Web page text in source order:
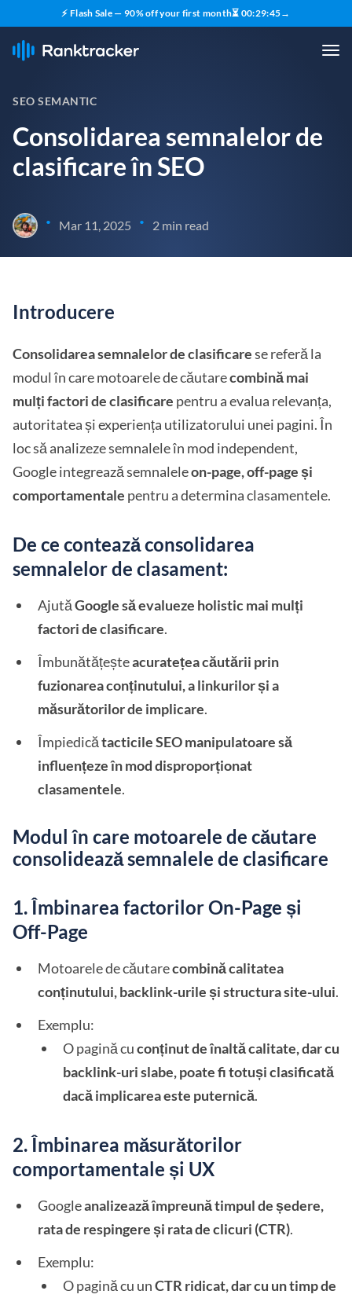
⚡ Flash Sale — 90% off your first month⏳ 00:29:44→
SEO SEMANTIC
Consolidarea semnalelor de
clasificare în SEO
• Mar 11, 2025 • 2 min read
Introducere
Consolidarea semnalelor de clasificarese referă la
modul în care motoarele de căutarecombină mai
mulți factori de clasificare pentru a evalua relevanța,
autoritatea și experiența utilizatorului unei pagini. În
loc să analizeze semnalele în mod independent,
Google integrează semnaleleon-page, off-page și
comportamentale pentru a determina clasamentele.
De ce contează consolidarea
semnalelor de clasament:
AjutăGoogle să evalueze holistic mai mulți
factori de clasificare.
Îmbunătățeșteacuratețea căutării prin
fuzionarea conținutului, a linkurilor și a
măsurătorilor de implicare.
Împiedicătacticile SEO manipulatoare să
influențeze în mod disproporționat
clasamentele.
Modul în care motoarele de căutare
consolidează semnalele de clasificare
1. Îmbinarea factorilor On-Page și
Off-Page
Motoarele de căutarecombină calitatea
conținutului, backlink-urile și structura site-ului.
Exemplu:
O pagină cuconținut de înaltă calitate, dar cu
backlink-uri slabe, poate fi totuși clasificată
dacă implicarea este puternică.
2. Îmbinarea măsurătorilor
comportamentale și UX
Googleanalizează împreună timpul de ședere,
rata de respingere și rata de clicuri (CTR).
Exemplu:
O pagină cu unCTR ridicat, dar cu un timp de